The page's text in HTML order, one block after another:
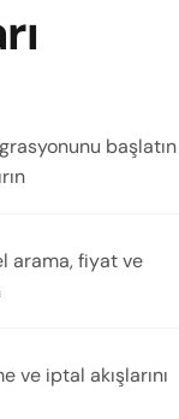
başlatın
arama, fiyat ve
ve iptal akışlarını